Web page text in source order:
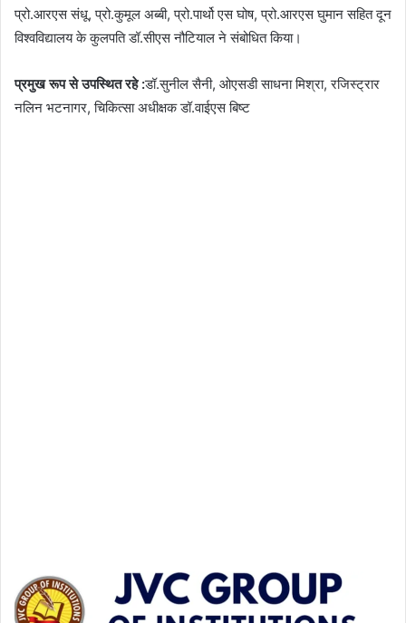
प्रो.आरएस संधू, प्रो.कुमूल अब्बी, प्रो.पार्थो एस घोष, प्रो.आरएस घुमान सहित दून
विश्वविद्यालय के कुलपति डॉ.सीएस नौटियाल ने संबोधित किया।
प्रमुख रूप से उपस्थित रहे :डॉ.सुनील सैनी, ओएसडी साधना मिश्रा, रजिस्ट्रार
नलिन भटनागर, चिकित्सा अधीक्षक डॉ.वाईएस बिष्ट